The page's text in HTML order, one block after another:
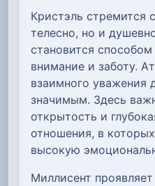
Кристэль стремится
телесно, но и
становится
внимание и заботу.
взаимного уважения
значимым. Здесь
открытость и
отношения, в
высокую
Миллисент